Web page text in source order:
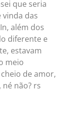
que seria
das
além dos
diferente e
estavam
meio
de amor,
não? rs